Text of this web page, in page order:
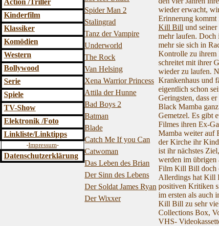
wieder erwacht,
Erinnerung kommt
Kill Bill und
mehr laufen. Doch
mehr sie sich in
Kontrolle zu ihrem
schreitet mit ihrer
wieder zu laufen.
Krankenhaus und
eigentlich schon
Geringsten, dass
Black Mamba
Gemetzel. Es gibt
Filmes ihren Ex-
Mamba weiter auf
der Kirche ihr
ist ihr nächstes
werden im übrigen
Film Kill Bill doch
Allerdings hat Kill
positiven Kritiken
im ersten als auch
Kill Bill zu sehr
Collections Box,
VHS-
Action /Triller
Kinderfilm
Klassiker
Komödien
Western
Bollywood
Serie
Spiele
TV-Show
Elektronik /Foto
Linkliste/Linktipps
-Impressum-
Datenschutzerklärung
Spider Man 2
Stalingrad
Tanz der Vampire
Underworld
The Rock
Van Helsing
Xena Warrior Princess
Attila der Hunne
Bad Boys 2
Batman
Blade
Catch Me If you Can
Catwoman
Das Leben des Brian
Der Sinn des Lebens
Der Soldat James Ryan
Der Wixxer